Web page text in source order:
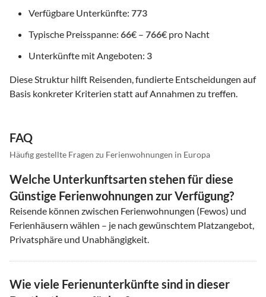
Verfügbare Unterkünfte: 773
Typische Preisspanne: 66€ – 766€ pro Nacht
Unterkünfte mit Angeboten: 3
Diese Struktur hilft Reisenden, fundierte Entscheidungen auf
Basis konkreter Kriterien statt auf Annahmen zu treffen.
FAQ
Häufig gestellte Fragen zu Ferienwohnungen in Europa
Welche Unterkunftsarten stehen für diese
Günstige Ferienwohnungen zur Verfügung?
Reisende können zwischen Ferienwohnungen (Fewos) und
Ferienhäusern wählen – je nach gewünschtem Platzangebot,
Privatsphäre und Unabhängigkeit.
Wie viele Ferienunterkünfte sind in dieser